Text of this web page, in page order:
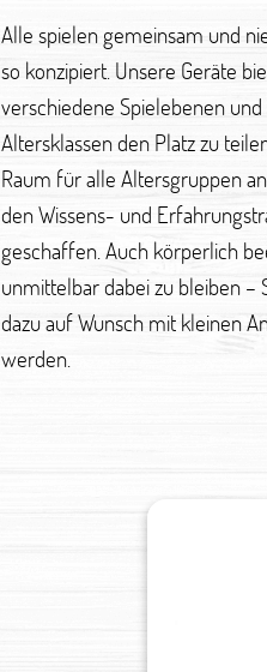
Alle spielen gemeinsam und
so konzipiert. Unsere Geräte
verschiedene Spielebenen
Altersklassen den Platz zu
Raum für alle Altersgruppen
den Wissens- und
geschaffen. Auch körperlich
unmittelbar dabei zu bleiben –
dazu auf Wunsch mit kleinen
werden.